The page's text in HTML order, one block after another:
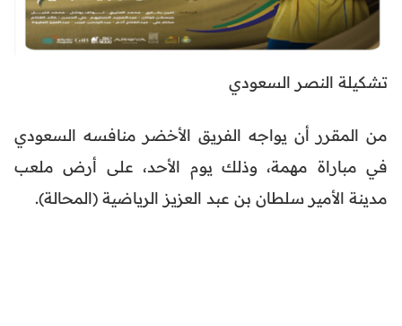
تشكيلة النصر السعودي
من المقرر أن يواجه الفريق الأخضر منافسه السعودي
في مباراة مهمة، وذلك يوم الأحد، على أرض ملعب
مدينة الأمير سلطان بن عبد العزيز الرياضية (المحالة).